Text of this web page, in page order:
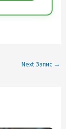
Next Запис →